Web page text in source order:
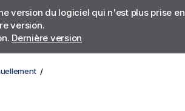
version du logiciel qui n'est plus prise en
version.
Dernière version